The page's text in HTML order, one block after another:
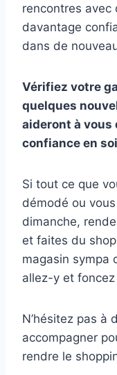
rencontres avec
davantage
dans de
Vérifiez votre
quelques
aideront à vous
confiance en soi
Si tout ce que
démodé ou
dimanche,
et faites du
magasin sympa
allez-y et foncez
N’hésitez pas à
accompagner
rendre le